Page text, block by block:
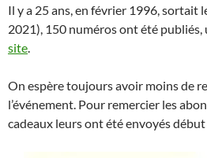
Il y a 25 ans, en février 1996, sortait le
2021), 150 numéros ont été publiés,
site.
On espère toujours avoir moins de
l’événement. Pour remercier les
cadeaux leurs ont été envoyés